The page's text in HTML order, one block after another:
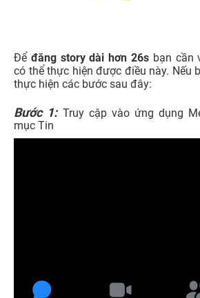
Để đăng story dài hơn 26s bạn cần
có thể thực hiện được điều này. Nếu
thực hiện các bước sau đây:
Bước 1: Truy cập vào ứng dụng
mục Tin